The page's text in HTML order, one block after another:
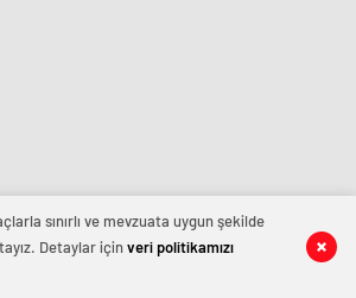
sınırlı ve mevzuata uygun şekilde
Detaylar içinveri politikamızı